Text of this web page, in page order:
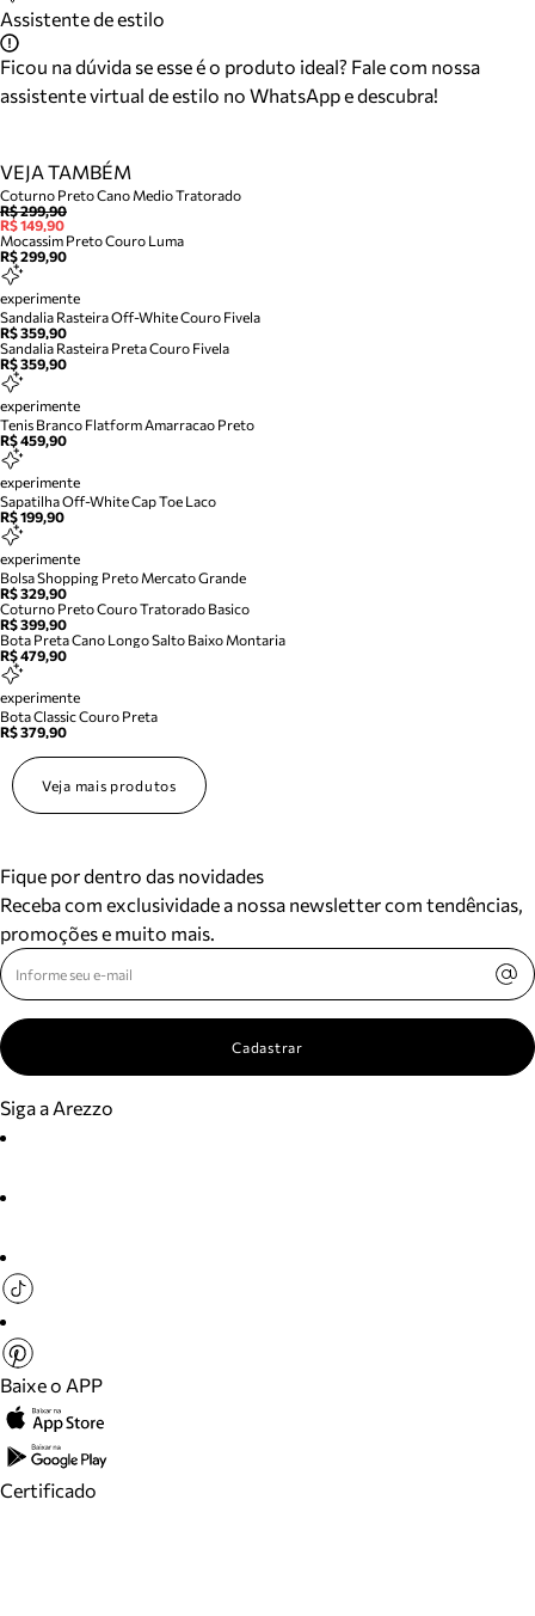
Assistente de estilo
Ficou na dúvida se esse é o produto ideal? Fale com nossa
assistente virtual de estilo no WhatsApp e descubra!
VEJA TAMBÉM
Coturno Preto Cano Medio Tratorado
R$ 299,90
R$ 149,90
Mocassim Preto Couro Luma
R$ 299,90
experimente
Sandalia Rasteira Off-White Couro Fivela
R$ 359,90
Sandalia Rasteira Preta Couro Fivela
R$ 359,90
experimente
Tenis Branco Flatform Amarracao Preto
R$ 459,90
experimente
Sapatilha Off-White Cap Toe Laco
R$ 199,90
experimente
Bolsa Shopping Preto Mercato Grande
R$ 329,90
Coturno Preto Couro Tratorado Basico
R$ 399,90
Bota Preta Cano Longo Salto Baixo Montaria
R$ 479,90
experimente
Bota Classic Couro Preta
R$ 379,90
Veja mais produtos
Fique por dentro das novidades
Receba com exclusividade a nossa newsletter com tendências,
promoções e muito mais.
Cadastrar
Siga a Arezzo
Baixe o APP
Certificado